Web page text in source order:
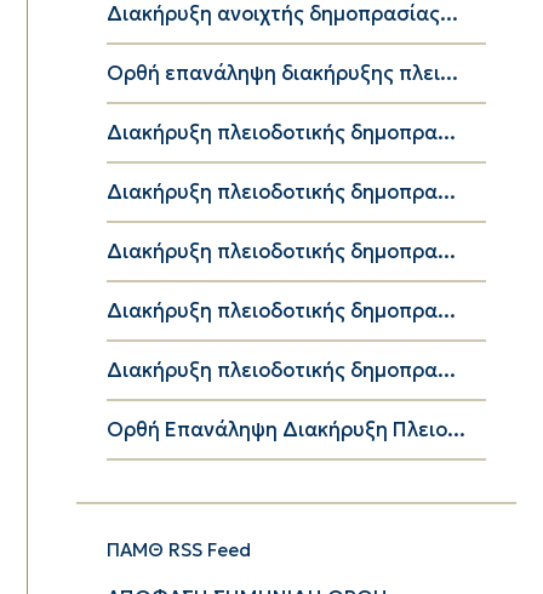
Διακήρυξη ανοιχτής δημοπρασίας...
Ορθή επανάληψη διακήρυξης πλει...
Διακήρυξη πλειοδοτικής δημοπρα...
Διακήρυξη πλειοδοτικής δημοπρα...
Διακήρυξη πλειοδοτικής δημοπρα...
Διακήρυξη πλειοδοτικής δημοπρα...
Διακήρυξη πλειοδοτικής δημοπρα...
Ορθή Επανάληψη Διακήρυξη Πλειο...
ΠΑΜΘ RSS Feed